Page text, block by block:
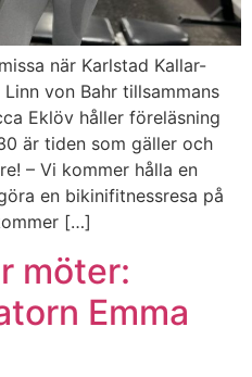
när Karlstad Kallar-
von Bahr tillsammans
Eklöv håller föreläsning
är tiden som gäller och
– Vi kommer hålla en
en bikinifitnessresa på
[…]
möter:
Emma